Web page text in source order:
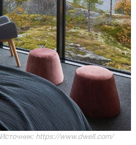
https://www.dwell.com/